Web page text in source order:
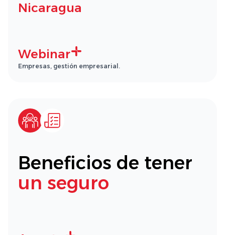
Nicaragua
Webinar
Empresas, gestión empresarial.
Beneficios de tener
un seguro